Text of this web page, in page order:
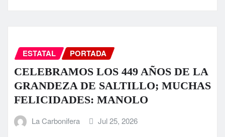
ESTATAL PORTADA
CELEBRAMOS LOS 449 AÑOS DE LA
GRANDEZA DE SALTILLO; MUCHAS
FELICIDADES: MANOLO
La Carbonifera Jul 25, 2026